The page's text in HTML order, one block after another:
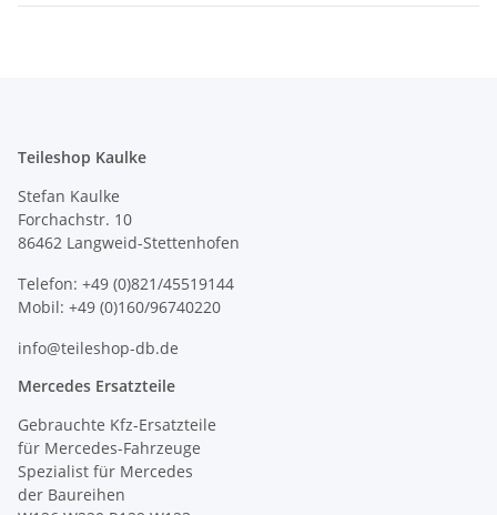
Teileshop Kaulke
Stefan Kaulke
Forchachstr. 10
86462 Langweid-Stettenhofen
Telefon: +49 (0)821/45519144
Mobil: +49 (0)160/96740220
info@teileshop-db.de
Mercedes Ersatzteile
Gebrauchte Kfz-Ersatzteile
für Mercedes-Fahrzeuge
Spezialist für Mercedes
der Baureihen